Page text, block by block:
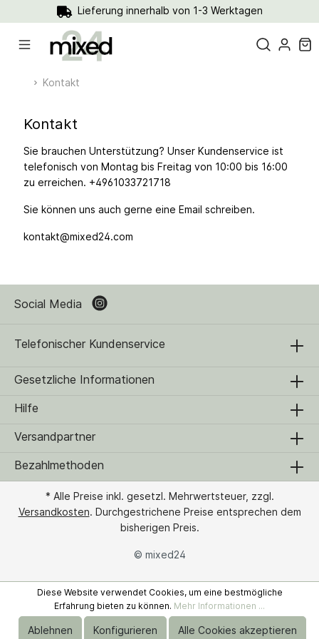
Lieferung innerhalb von 1-3 Werktagen
Kontakt
Kontakt
Sie brauchen Unterstützung? Unser Kundenservice ist
telefonisch von Montag bis Freitag von 10:00 bis 16:00
zu erreichen. +4961033721718
Sie können uns auch gerne eine Email schreiben.
kontakt@mixed24.com
Telefonischer Kundenservice
Social Media
Gesetzliche Informationen
Hilfe
Versandpartner
Bezahlmethoden
* Alle Preise inkl. gesetzl. Mehrwertsteuer, zzgl.
Versandkosten. Durchgestrichene Preise entsprechen dem
bisherigen Preis.
© mixed24
Diese Website verwendet Cookies, um eine bestmögliche
Erfahrung bieten zu können. Mehr Informationen ...
Ablehnen Konfigurieren Alle Cookies akzeptieren